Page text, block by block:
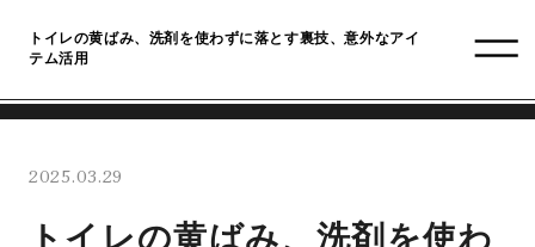
トイレの黄ばみ、洗剤を使わずに落とす裏技、意外なアイ
テム活用
2025.03.29
トイレの黄ばみ、洗剤を使わ